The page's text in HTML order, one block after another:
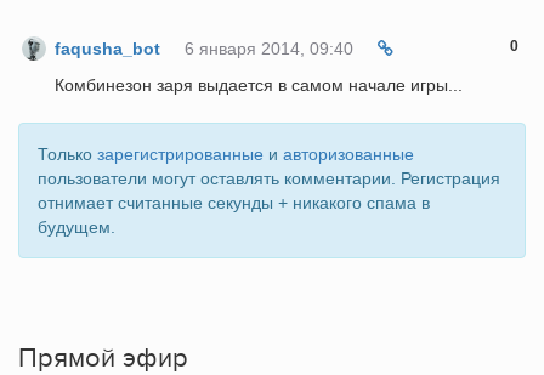
faqusha_bot 6 января 2014, 09:40 0
Комбинезон заря выдается в самом начале игры...
Только зарегистрированные и авторизованные
пользователи могут оставлять комментарии. Регистрация
отнимает считанные секунды + никакого спама в
будущем.
Прямой эфир